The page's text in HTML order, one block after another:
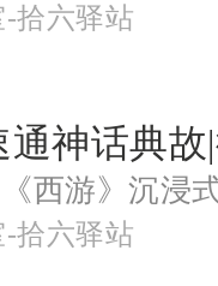
拾六驿站
拾六驿站